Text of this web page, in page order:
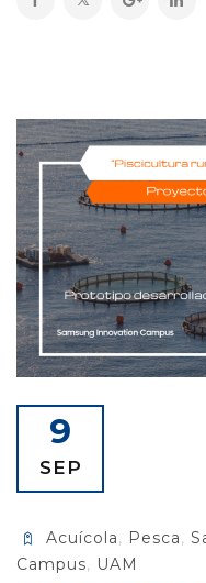
9
SEP
Acuícola, Pesca,
Campus, UAM